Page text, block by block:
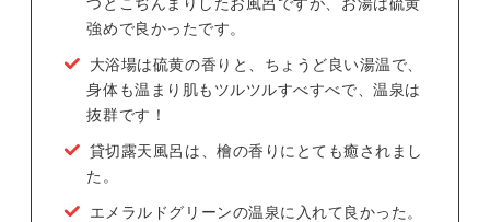
強めで良かったです。
大浴場は硫黄の香りと、ちょうど良い湯温で、
身体も温まり肌もツルツルすべすべで、温泉は
抜群です！
貸切露天風呂は、檜の香りにとても癒されまし
た。
エメラルドグリーンの温泉に入れて良かった。